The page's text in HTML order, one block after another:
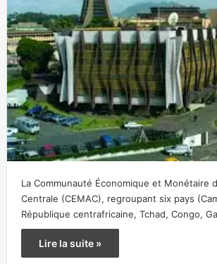
La Communauté Économique et Monétaire
Centrale (CEMAC), regroupant six pays
République centrafricaine, Tchad, Congo,
Lire la suite »